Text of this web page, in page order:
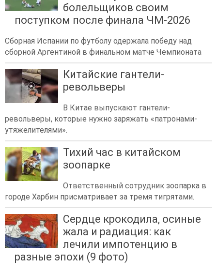
болельщиков своим
поступком после финала ЧМ-2026
Сборная Испании по футболу одержала победу над
сборной Аргентиной в финальном матче Чемпионата
Китайские гантели-
револьверы
В Китае выпускают гантели-
револьверы, которые нужно заряжать «патронами-
утяжелителями».
Тихий час в китайском
зоопарке
Ответственный сотрудник зоопарка в
городе Харбин присматривает за тремя тигрятами.
Сердце крокодила, осиные
жала и радиация: как
лечили импотенцию в
разные эпохи (9 фото)